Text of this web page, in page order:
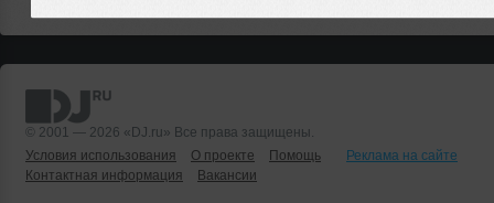
© 2001 — 2026 «DJ.ru» Все права защищены.
Условия использования
О проекте Помощь
Реклама на сайте
Контактная информация
Вакансии